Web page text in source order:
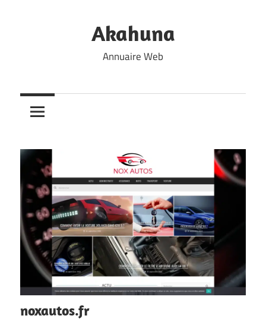
Akahuna
Annuaire Web
noxautos.fr